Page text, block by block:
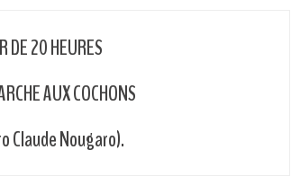
DE 20 HEURES
AUX COCHONS
Claude Nougaro).